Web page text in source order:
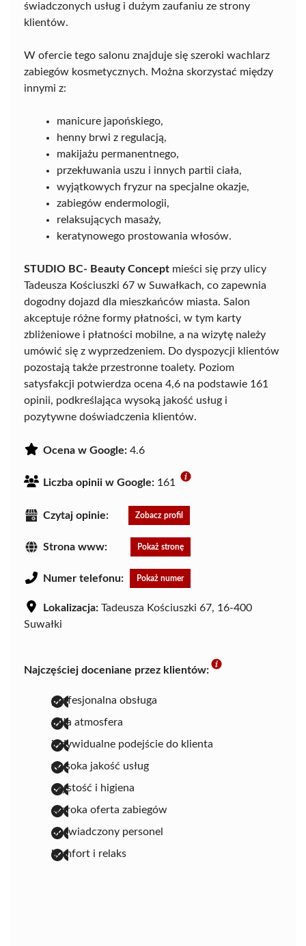
świadczonych usług i dużym zaufaniu ze strony
klientów.
W ofercie tego salonu znajduje się szeroki wachlarz
zabiegów kosmetycznych. Można skorzystać między
innymi z:
manicure japońskiego,
henny brwi z regulacją,
makijażu permanentnego,
przekłuwania uszu i innych partii ciała,
wyjątkowych fryzur na specjalne okazje,
zabiegów endermologii,
relaksujących masaży,
keratynowego prostowania włosów.
STUDIO BC- Beauty Concept mieści się przy ulicy
Tadeusza Kościuszki 67 w Suwałkach, co zapewnia
dogodny dojazd dla mieszkańców miasta. Salon
akceptuje różne formy płatności, w tym karty
zbliżeniowe i płatności mobilne, a na wizytę należy
umówić się z wyprzedzeniem. Do dyspozycji klientów
pozostają także przestronne toalety. Poziom
satysfakcji potwierdza ocena 4,6 na podstawie 161
opinii, podkreślająca wysoką jakość usług i
pozytywne doświadczenia klientów.
Ocena w Google: 4.6
Liczba opinii w Google: 161
Czytaj opinie: Zobacz profil
Strona www: Pokaż stronę
Numer telefonu: Pokaż numer
Lokalizacja: Tadeusza Kościuszki 67, 16-400
Suwałki
Najczęściej doceniane przez klientów:
profesjonalna obsługa
miła atmosfera
indywidualne podejście do klienta
wysoka jakość usług
czystość i higiena
szeroka oferta zabiegów
doświadczony personel
komfort i relaks